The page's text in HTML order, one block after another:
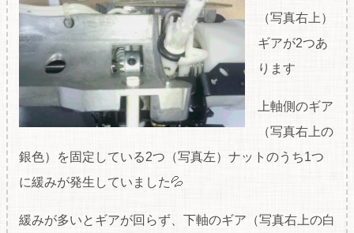
（写真右上）
ギアが2つあ
ります
上軸側のギア
（写真右上の
銀色）を固定している2つ（写真左）ナットのうち1つ
に緩みが発生していました💦
緩みが多いとギアが回らず、下軸のギア（写真右上の白